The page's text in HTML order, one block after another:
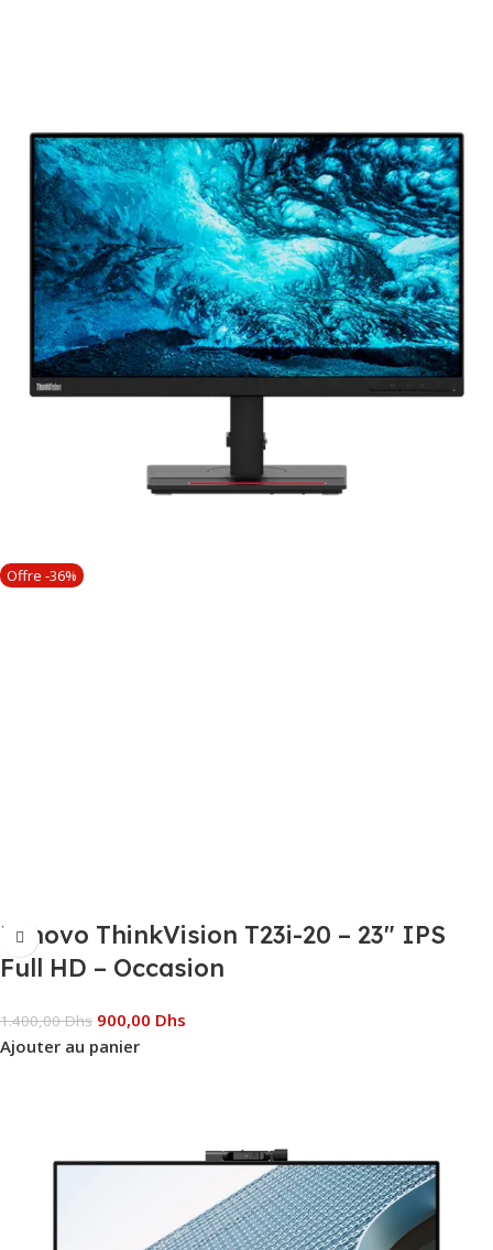
Offre -36%
Lenovo ThinkVision T23i-20 – 23″ IPS
Full HD – Occasion
1.400,00Dhs 900,00 Dhs
Ajouter au panier